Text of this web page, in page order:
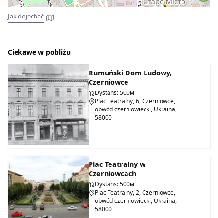
Jak dojechać
Ciekawe w pobliżu
Rumuński Dom Ludowy,
Czerniowce
Dystans: 500м
Plac Teatralny, 6, Czerniowce,
obwód czerniowiecki, Ukraina,
58000
Plac Teatralny w
Czerniowcach
Dystans: 500м
Plac Teatralny, 2, Czerniowce,
obwód czerniowiecki, Ukraina,
58000